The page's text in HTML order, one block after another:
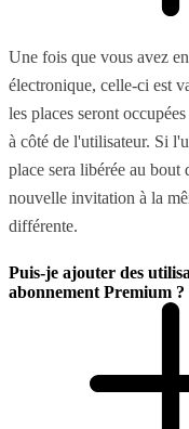
Une fois que vous avez
électronique, celle-ci est
les places seront
à côté de l'utilisateur. Si
place sera libérée au
nouvelle invitation à la
différente.
Puis-je ajouter des
abonnement Premium ?